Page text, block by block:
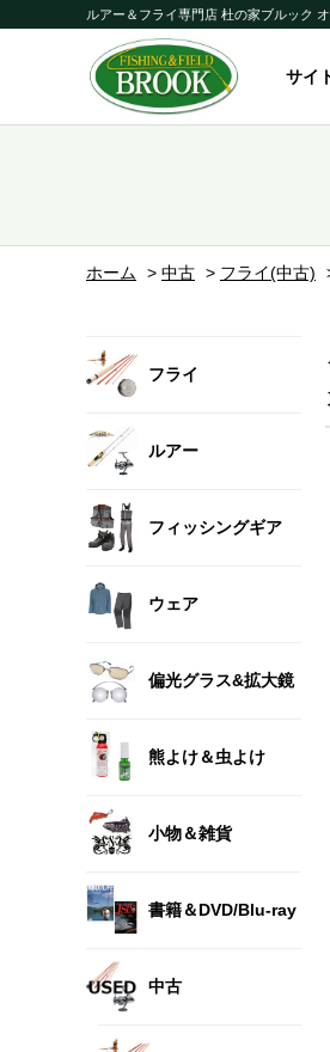
ルアー＆フライ専門店 杜の家ブルック
サイ
ホーム > 中古 > フライ(中古)
フライ
ルアー
フィッシングギア
ウェア
偏光グラス&拡大鏡
熊よけ＆虫よけ
小物＆雑貨
書籍＆DVD/Blu-ray
中古